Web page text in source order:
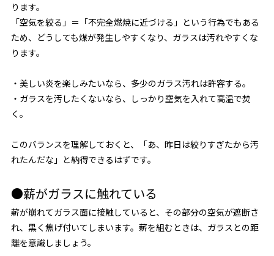
ります。
「空気を絞る」＝「不完全燃焼に近づける」という行為でもある
ため、どうしても煤が発生しやすくなり、ガラスは汚れやすくな
ります。
・美しい炎を楽しみたいなら、多少のガラス汚れは許容する。
・ガラスを汚したくないなら、しっかり空気を入れて高温で焚
く。
このバランスを理解しておくと、「あ、昨日は絞りすぎたから汚
れたんだな」と納得できるはずです。
●薪がガラスに触れている
薪が崩れてガラス面に接触していると、その部分の空気が遮断さ
れ、黒く焦げ付いてしまいます。薪を組むときは、ガラスとの距
離を意識しましょう。